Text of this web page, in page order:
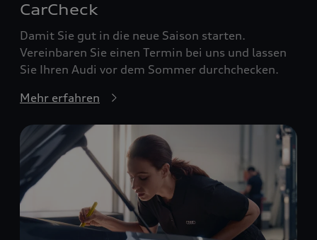
CarCheck
Damit Sie gut in die neue Saison starten.
Vereinbaren Sie einen Termin bei uns und lassen
Sie Ihren Audi vor dem Sommer durchchecken.
Mehr erfahren